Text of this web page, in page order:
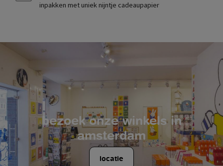
inpakken met uniek nijntje cadeaupapier
bezoek onze winkels in
amsterdam
locatie